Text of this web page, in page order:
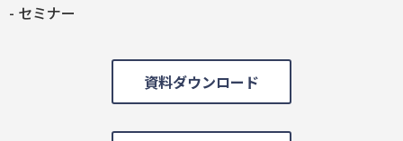
セミナー
資料ダウンロード